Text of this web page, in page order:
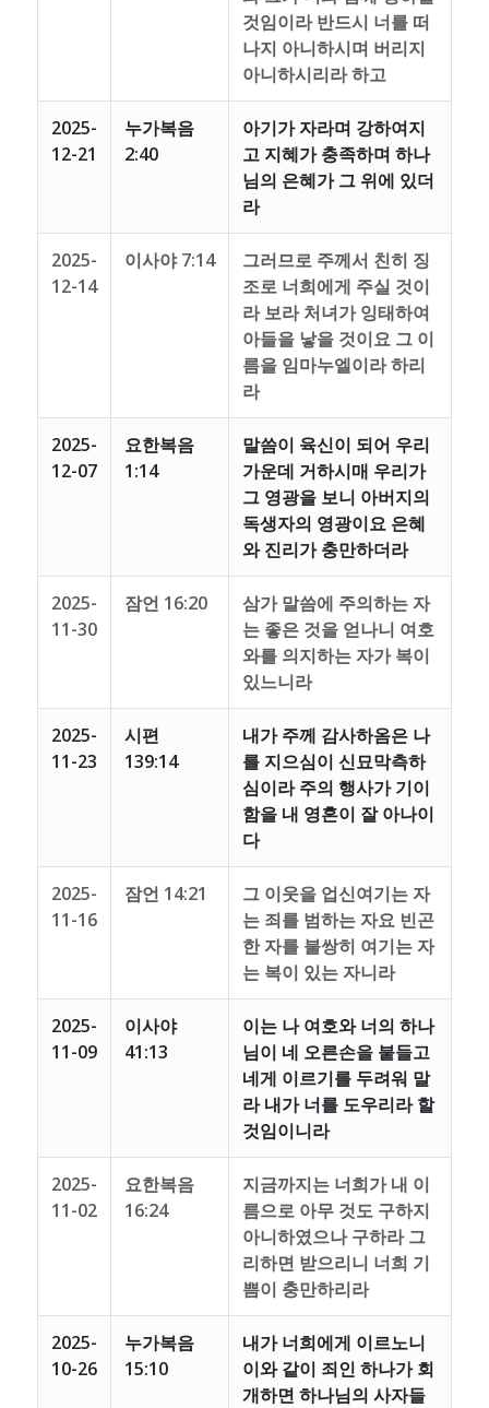
것임이라 반드시 너를 떠
나지 아니하시며 버리지
아니하시리라 하고
2025-
12-21
누가복음
2:40
아기가 자라며 강하여지
고 지혜가 충족하며 하나
님의 은혜가 그 위에 있더
라
2025-
12-14
이사야 7:14
그러므로 주께서 친히 징
조로 너희에게 주실 것이
라 보라 처녀가 잉태하여
아들을 낳을 것이요 그 이
름을 임마누엘이라 하리
라
2025-
12-07
요한복음
1:14
말씀이 육신이 되어 우리
가운데 거하시매 우리가
그 영광을 보니 아버지의
독생자의 영광이요 은혜
와 진리가 충만하더라
2025-
11-30
잠언 16:20
삼가 말씀에 주의하는 자
는 좋은 것을 얻나니 여호
와를 의지하는 자가 복이
있느니라
2025-
11-23
시편
139:14
내가 주께 감사하옴은 나
를 지으심이 신묘막측하
심이라 주의 행사가 기이
함을 내 영혼이 잘 아나이
다
2025-
11-16
잠언 14:21
그 이웃을 업신여기는 자
는 죄를 범하는 자요 빈곤
한 자를 불쌍히 여기는 자
는 복이 있는 자니라
2025-
11-09
이사야
41:13
이는 나 여호와 너의 하나
님이 네 오른손을 붙들고
네게 이르기를 두려워 말
라 내가 너를 도우리라 할
것임이니라
2025-
11-02
요한복음
16:24
지금까지는 너희가 내 이
름으로 아무 것도 구하지
아니하였으나 구하라 그
리하면 받으리니 너희 기
쁨이 충만하리라
2025-
10-26
누가복음
15:10
내가 너희에게 이르노니
이와 같이 죄인 하나가 회
개하면 하나님의 사자들